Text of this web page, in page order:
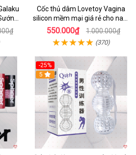
Cốc thủ dâm Lovetoy Vagina
silicon mềm mại giá rẻ cho nam
cực sướng
550.000₫ 1.000.000₫
(370)
-25%
5